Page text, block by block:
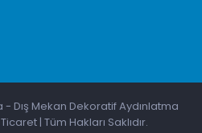
Dış Mekan Dekoratif Aydınlatma
| Tüm Hakları Saklıdır.